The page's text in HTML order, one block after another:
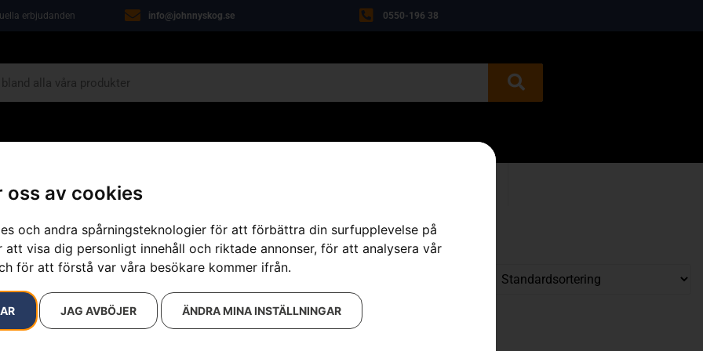
oss av cookies
och andra spårningsteknologier för att förbättra din surfupplevelse på
visa dig personligt innehåll och riktade annonser, för att analysera vår
för att förstå var våra besökare kommer ifrån.
JAG AVBÖJER ÄNDRA MINA INSTÄLLNINGAR
erbjudanden info@johnnyskog.se 0550-196 38
ÖVRIGT